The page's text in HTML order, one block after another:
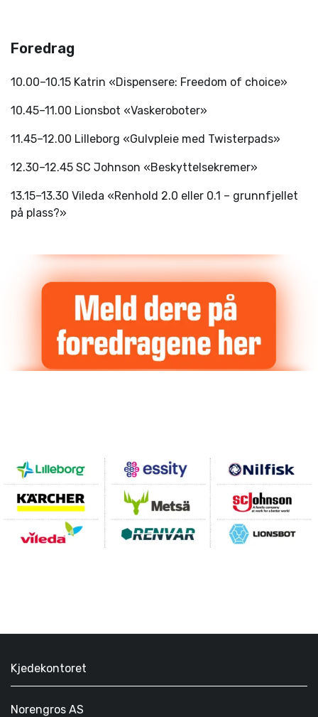
Foredrag
10.00–10.15 Katrin «Dispensere: Freedom of choice»
10.45–11.00 Lionsbot «Vaskeroboter»
11.45–12.00 Lilleborg «Gulvpleie med Twisterpads»
12.30–12.45 SC Johnson «Beskyttelsekremer»
13.15–13.30 Vileda «Renhold 2.0 eller 0.1 – grunnfjellet
på plass?»
Kjedekontoret
Norengros AS